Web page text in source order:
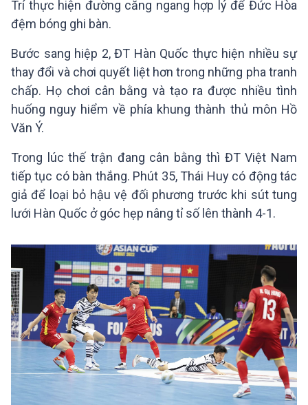
Trí thực hiện đường căng ngang hợp lý để Đức Hòa
đệm bóng ghi bàn.
Bước sang hiệp 2, ĐT Hàn Quốc thực hiện nhiều sự
thay đổi và chơi quyết liệt hơn trong những pha tranh
chấp. Họ chơi cân bằng và tạo ra được nhiều tình
huống nguy hiểm về phía khung thành thủ môn Hồ
Văn Ý.
Trong lúc thế trận đang cân bằng thì ĐT Việt Nam
tiếp tục có bàn thắng. Phút 35, Thái Huy có động tác
giả để loại bỏ hậu vệ đối phương trước khi sút tung
lưới Hàn Quốc ở góc hẹp nâng tỉ số lên thành 4-1.